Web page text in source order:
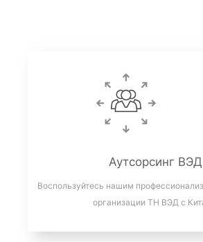
Аутсорсинг ВЭД
Воспользуйтесь нашим
организации ТН ВЭД с